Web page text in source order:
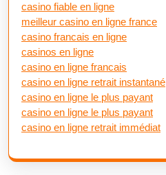
casino fiable en ligne
meilleur casino en ligne france
casino francais en ligne
casinos en ligne
casino en ligne francais
casino en ligne retrait instantané
casino en ligne le plus payant
casino en ligne le plus payant
casino en ligne retrait immédiat